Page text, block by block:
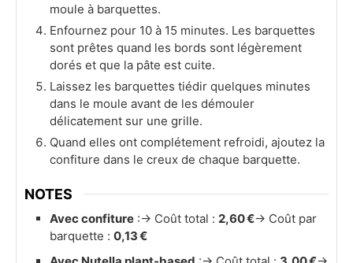
moule à barquettes.
Enfournez pour 10 à 15 minutes. Les barquettes
sont prêtes quand les bords sont légèrement
dorés et que la pâte est cuite.
Laissez les barquettes tiédir quelques minutes
dans le moule avant de les démouler
délicatement sur une grille.
Quand elles ont complétement refroidi, ajoutez la
confiture dans le creux de chaque barquette.
NOTES
Avec confiture :→ Coût total : 2,60 €→ Coût par
barquette : 0,13 €